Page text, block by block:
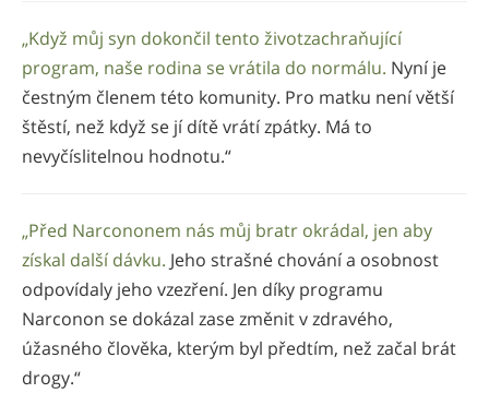
„Když můj syn dokončil tento životzachraňující
program, naše rodina se vrátila do normálu. Nyní je
čestným členem této komunity. Pro matku není větší
štěstí, než když se jí dítě vrátí zpátky. Má to
nevyčíslitelnou hodnotu.“
„Před Narcononem nás můj bratr okrádal, jen aby
získal další dávku. Jeho strašné chování a osobnost
odpovídaly jeho vzezření. Jen díky programu
Narconon se dokázal zase změnit v zdravého,
úžasného člověka, kterým byl předtím, než začal brát
drogy.“